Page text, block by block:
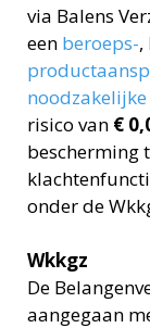
via Balens
een beroeps-,
risico van €
bescherming
onder de
Wkkgz
De
aangegaan